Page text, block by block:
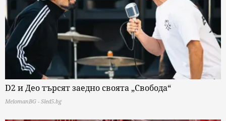
D2 и Део търсят заедно своята „Свобода“
MelomanBG - Sled5.bg